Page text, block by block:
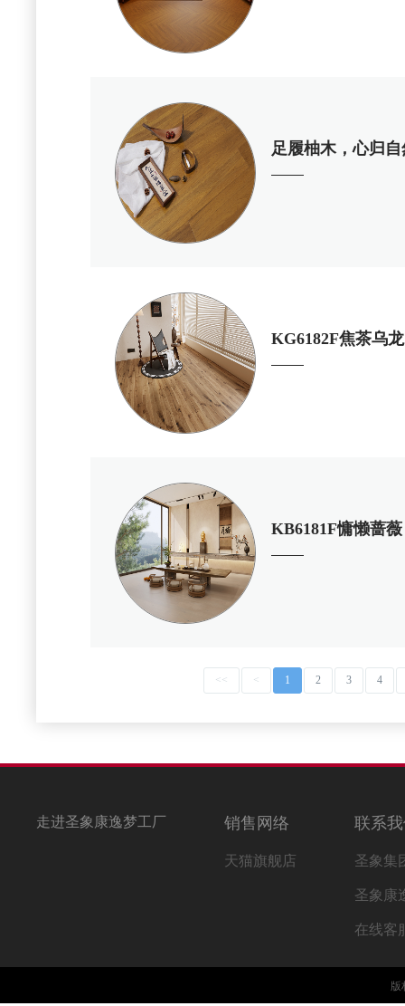
足履柚木，心归
KG6182F焦茶乌
KB6181F慵懒蔷
<< < 1 2 3 4
走进圣象康逸梦工厂 销售网络
天猫旗舰店
联系
圣象集
圣象康
在线客
版